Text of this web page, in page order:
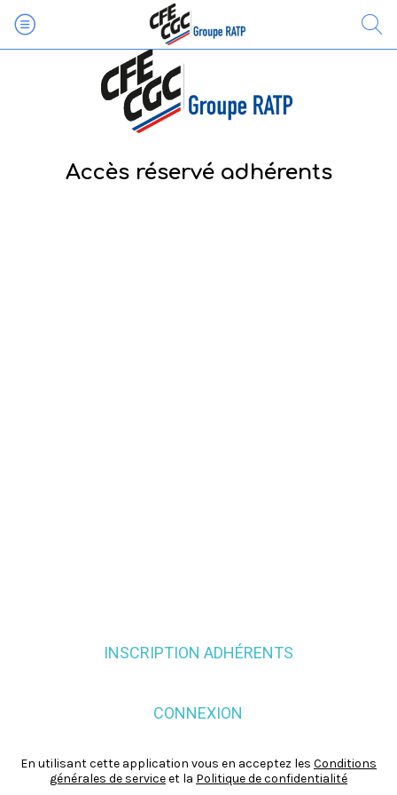
Accès réservé adhérents
INSCRIPTION ADHÉRENTS
CONNEXION
En utilisant cette application vous en acceptez les Conditions
générales de serviceet la Politique de confidentialité